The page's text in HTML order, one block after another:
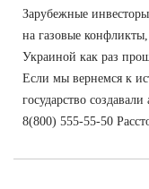
Зарубежные
на газовые
Украиной как раз
Если мы вернемся к
государство
8(800) 555-55-50